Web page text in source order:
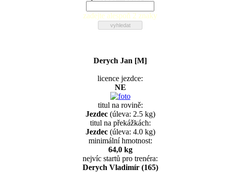
zadejte alespoň 2 znaky
Derych Jan [M]
licence jezdce:
NE
titul na rovině:
Jezdec(úleva: 2.5 kg)
titul na překážkách:
Jezdec(úleva: 4.0 kg)
minimální hmotnost:
64,0 kg
nejvíc startů pro trenéra:
Derych Vladimír (165)